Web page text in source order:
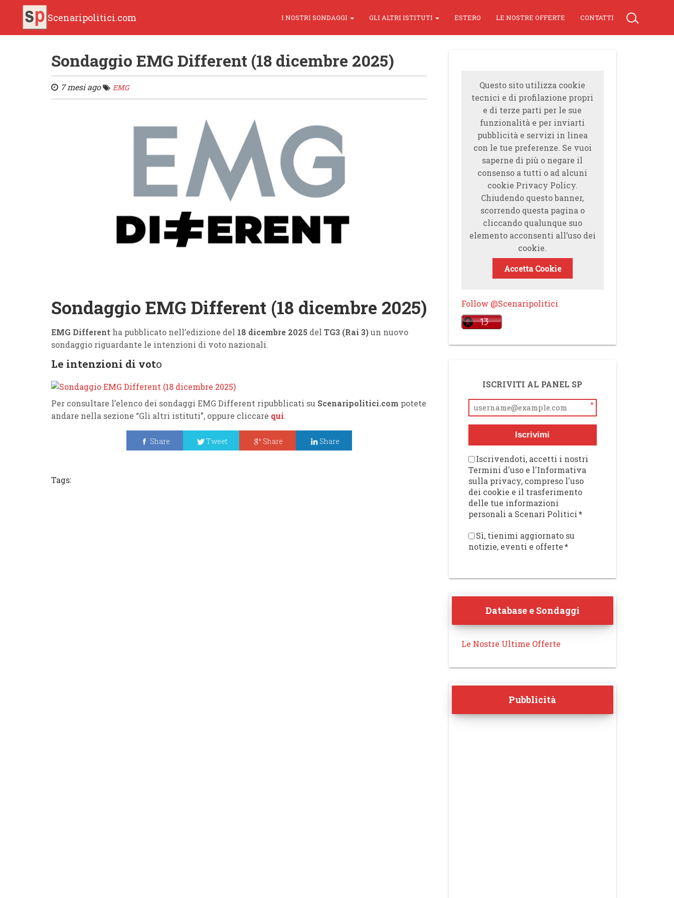
Scenaripolitici.com I NOSTRI SONDAGGI GLI ALTRI ISTITUTI ESTERO LE NOSTRE OFFERTE CONTATTI
Sondaggio EMG Different (18 dicembre 2025)
7 mesi ago EMG
Sondaggio EMG Different (18 dicembre 2025)
EMG Different ha pubblicato nell’edizione del 18 dicembre 2025 del TG3 (Rai 3)un nuovo
sondaggio riguardante le intenzioni di voto nazionali.
Le intenzioni di voto
Per consultare l’elenco dei sondaggi EMG Different ripubblicati su Scenaripolitici.com potete
andare nella sezione “Gli altri istituti”, oppure cliccare qui.
Share Tweet Share Share
Tags:
Questo sito utilizza cookie
tecnici e di profilazione propri
e di terze parti per le sue
funzionalità e per inviarti
pubblicità e servizi in linea
con le tue preferenze. Se vuoi
saperne di più o negare il
consenso a tutti o ad alcuni
cookie Privacy Policy.
Chiudendo questo banner,
scorrendo questa pagina o
cliccando qualunque suo
elemento acconsenti all’uso dei
cookie.
Accetta Cookie
Follow @Scenaripolitici
ISCRIVITI AL PANEL SP
*
Iscrivimi
Iscrivendoti, accetti i nostri
Termini d'uso e l'Informativa
sulla privacy, compreso l'uso
dei cookie e il trasferimento
delle tue informazioni
personali a Scenari Politici*
Sì, tienimi aggiornato su
notizie, eventi e offerte*
Database e Sondaggi
Le Nostre Ultime Offerte
Pubblicità